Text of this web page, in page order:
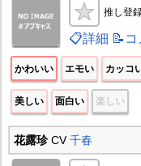
推し登
📋詳細 📝コ
かわいい エモい カッコ
美しい 面白い 楽しい
花露珍CV千春